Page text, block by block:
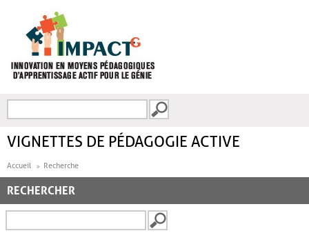
FORMULAIRE DE
VIGNETTES DE PÉDAGOGIE ACTIVE
Accueil Recherche
RECHERCHER